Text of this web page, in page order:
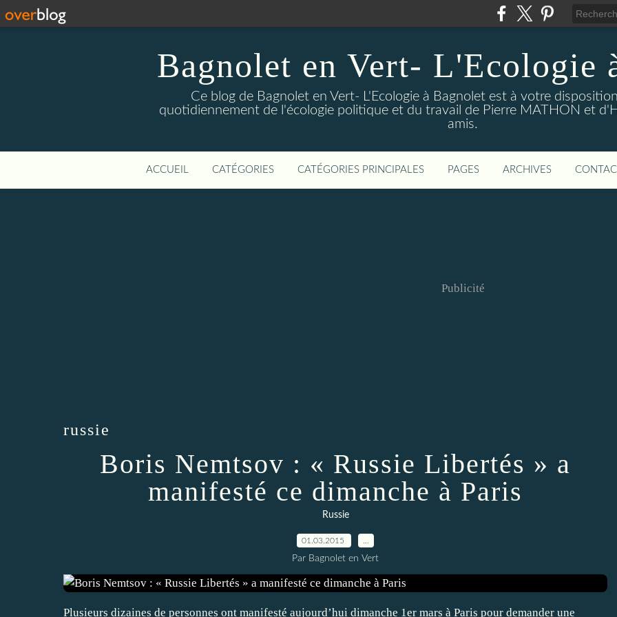
Bagnolet en Vert- L'Ecologie
Ce blog de Bagnolet en Vert- L'Ecologie à Bagnolet est à votre
quotidiennement de l'écologie politique et du travail de Pierre MATHON et
amis.
ACCUEIL CATÉGORIES CATÉGORIES PRINCIPALES PAGES ARCHIVES
Publicité
russie
Boris Nemtsov : « Russie Libertés » a
manifesté ce dimanche à Paris
Russie
01.03.2015
Par Bagnolet en Vert
Plusieurs dizaines de personnes ont manifesté aujourd’hui dimanche 1er mars à Paris pour demander une